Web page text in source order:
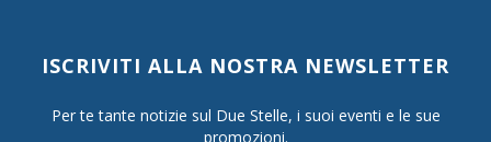
ISCRIVITI ALLA NOSTRA NEWSLETTER
Per te tante notizie sul Due Stelle, i suoi eventi e le sue
promozioni.